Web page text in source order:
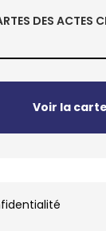
DES ACTES
Voir la carte